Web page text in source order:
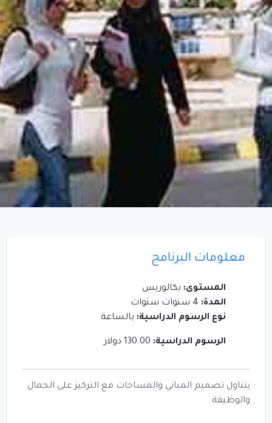
معلومات البرنامج
المستوى: بكالوريس
المدة:
نوع الرسوم الدراسية: بالساعة
الرسوم الدراسية:
يتناول تصميم المباني والمساحات مع التركيز على الجمال
والوظيفة.